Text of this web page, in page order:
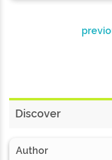
Discover
Author